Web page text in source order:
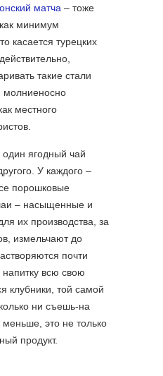
матча – тоже
минимум
касается турецких
такие стали
молниеносно
местного
один ягодный чай
У каждого –
порошковые
– насыщенные и
их производства, за
измельчают до
почти
всю свою
клубники, той самой
ни съешь-на
меньше, это не только
продукт.